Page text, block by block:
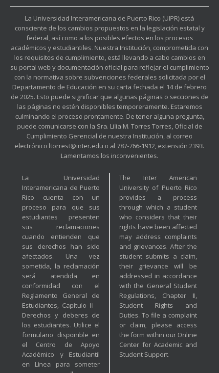
La Universidad Interamericana de Puerto Rico (UIPR) está
consciente de los cambios propuestos en la legislación estatal y
federal, así como a los posibles efectos en los procesos
académicos y estudiantiles. Nuestra Institución, comprometida con
los requisitos de cumplimiento, está llevando a cabo cambios en
su portal web y documentación oficial para reflejar el cumplimiento
con la normativa sobre subvenciones federales solicitada por el
Departamento de Educación en su carta fechada el 14 de febrero
de 2025. Esto puede significar que algunas páginas o secciones de
las páginas no estén disponibles temporeramente. Estaremos
culminando el proceso prontamente. De tener alguna pregunta,
puede comunicarse con la Sra. Lilia M. Torres Torres, Oficial de
Cumplimiento Gerencial de nuestra Institución, al correo
electrónico ltorrest@inter.edu o al 787-766-1912, extensión 2393.
Lamentamos los inconvenientes.
La Universidad
Interamericana de Puerto
Rico cuenta con un
proceso para que sus
estudiantes presenten
sus reclamaciones
cuando entienden que
sus derechos han sido
afectados. Una vez
sometida, la reclamación
será atendida en
conformidad con el
Reglamento General de
Estudiantes, Capítulo II –
Derechos y deberes de
los estudiantes. Utilice el
formulario disponible en
el Centro de Apoyo
Académico y Estudiantil
en Línea para someter
The Inter American
University of Puerto Rico
provides a process
through which a student
who considers that their
rights have been affected
may address complaints
and grievances. After the
student submits a claim,
their grievance will be
addressed in accordance
with the General Student
Regulations, Chapter II,
Student Rights and
Duties. To file a complaint
or claim, please access
the form within our Online
Center for Academic and
Student Support.